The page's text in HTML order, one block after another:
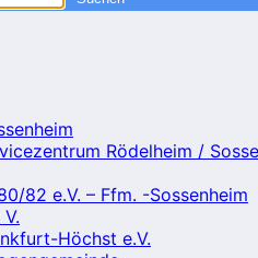
Rödelheim /
82 e.V. – Ffm. -Sossenheim
Höchst e.V.